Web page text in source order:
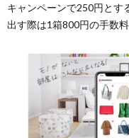
キャンペーンで250円とす
出す際は1箱800円の手数